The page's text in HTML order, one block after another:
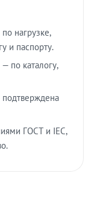
нагрузке,
и паспорту.
по каталогу,
ГОСТ и IEC,